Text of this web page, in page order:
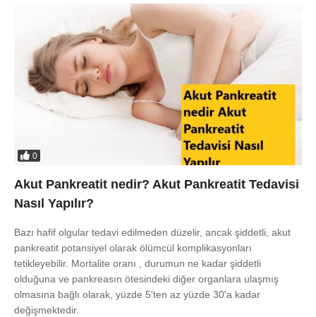
0
Akut Pankreatit nedir? Akut Pankreatit Tedavisi
Nasıl Yapılır?
Bazı hafif olgular tedavi edilmeden düzelir, ancak şiddetli, akut
pankreatit potansiyel olarak ölümcül komplikasyonları
tetikleyebilir. Mortalite oranı , durumun ne kadar şiddetli
olduğuna ve pankreasın ötesindeki diğer organlara ulaşmış
olmasına bağlı olarak, yüzde 5'ten az yüzde 30'a kadar
değişmektedir.